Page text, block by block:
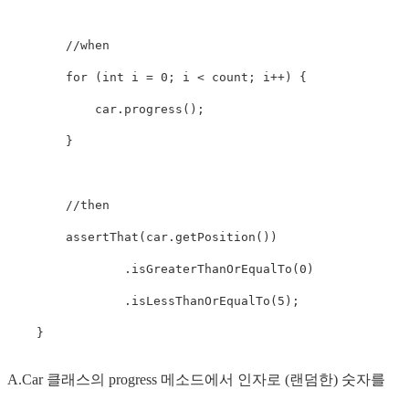
//when
for ( int i = 0 ; i < count ; i++ ) {
            car
. progress ( ) ;
}
//then
assertThat ( car . getPosition ( ) )
. isGreaterThanOrEqualTo ( 0 )
. isLessThanOrEqualTo ( 5 ) ;
}
A.Car 클래스의 progress 메소드에서 인자로 (랜덤한) 숫자를